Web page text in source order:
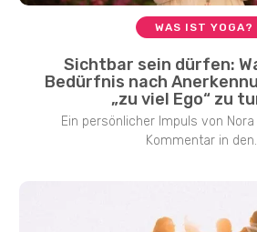
WAS IST YOGA?
Sichtbar sein dürfen:
Bedürfnis nach
„zu viel Ego“ zu
Ein persönlicher Impuls von Nora
Kommentar in